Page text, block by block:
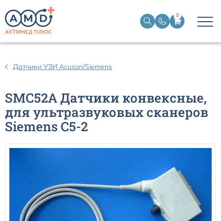
0
Датчики УЗИ Acuson/Siemens
SMC52A Датчики конвексные,
для ультразвуковых сканеров
Siemens C5-2
Датчики ЭЭГ BIS
Датчики температурные медицинские к мониторам
Кабели для кардиографов
Датчики кислорода для ИВЛ